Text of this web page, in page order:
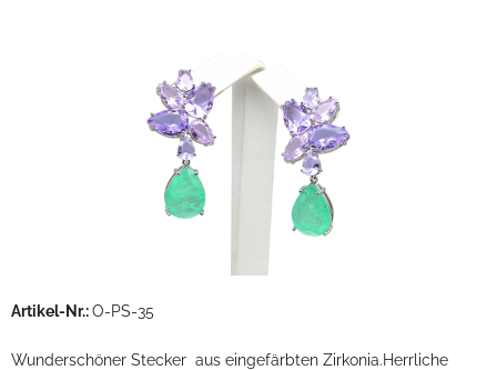
Artikel-Nr.:O-PS-35
Wunderschöner Stecker aus eingefärbten Zirkonia.Herrliche